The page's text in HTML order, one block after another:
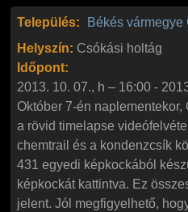
Település: Békés vármegye
Helyszín: Csókási holtág
Időpont:
2013. 10. 07., h – 16:00 -
Október 7-én
a rövid timelapse
chemtrail és a kondenzcsík
431 egyedi képkockából
képkockát kattintva. Ez
jelent. Jól megfigyelhető,